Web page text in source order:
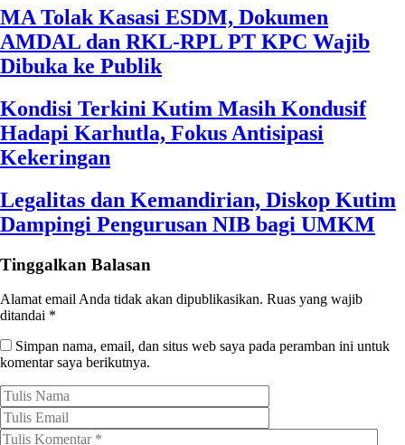
MA Tolak Kasasi ESDM, Dokumen
AMDAL dan RKL-RPL PT KPC Wajib
Dibuka ke Publik
Kondisi Terkini Kutim Masih Kondusif
Hadapi Karhutla, Fokus Antisipasi
Kekeringan
Legalitas dan Kemandirian, Diskop Kutim
Dampingi Pengurusan NIB bagi UMKM
Tinggalkan Balasan
Alamat email Anda tidak akan dipublikasikan. Ruas yang wajib
ditandai *
Simpan nama, email, dan situs web saya pada peramban ini untuk
komentar saya berikutnya.